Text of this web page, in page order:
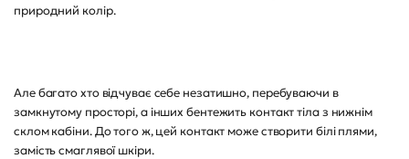
природний колір.
Але багато хто відчуває себе незатишно, перебуваючи в
замкнутому просторі, а інших бентежить контакт тіла з нижнім
склом кабіни. До того ж, цей контакт може створити білі плями,
замість смаглявої шкіри.